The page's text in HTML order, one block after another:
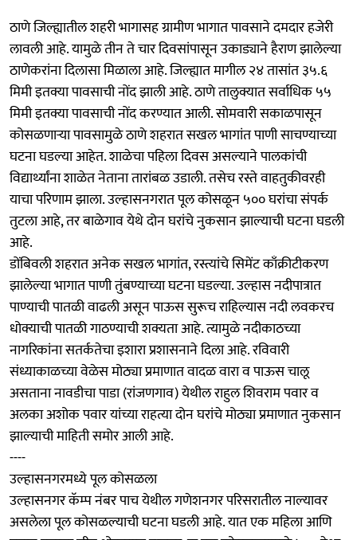
ठाणे जिल्ह्यातील शहरी भागासह ग्रामीण भागात पावसाने दमदार हजेरी
लावली आहे. यामुळे तीन ते चार दिवसांपासून उकाड्याने हैराण झालेल्या
ठाणेकरांना दिलासा मिळाला आहे. जिल्ह्यात मागील २४ तासांत ३५.६
मिमी इतक्या पावसाची नोंद झाली आहे. ठाणे तालुक्यात सर्वाधिक ५५
मिमी इतक्या पावसाची नोंद करण्यात आली. सोमवारी सकाळपासून
कोसळणाऱ्या पावसामुळे ठाणे शहरात सखल भागांत पाणी साचण्याच्या
घटना घडल्या आहेत. शाळेचा पहिला दिवस असल्याने पालकांची
विद्यार्थ्यांना शाळेत नेताना तारांबळ उडाली. तसेच रस्ते वाहतुकीवरही
याचा परिणाम झाला. उल्हासनगरात पूल कोसळून ५०० घरांचा संपर्क
तुटला आहे, तर बाळेगाव येथे दोन घरांचे नुकसान झाल्याची घटना घडली
आहे.
डोंबिवली शहरात अनेक सखल भागांत, रस्त्यांचे सिमेंट काँक्रीटीकरण
झालेल्या भागात पाणी तुंबण्याच्या घटना घडल्या. उल्हास नदीपात्रात
पाण्याची पातळी वाढली असून पाऊस सुरूच राहिल्यास नदी लवकरच
धोक्याची पातळी गाठण्याची शक्यता आहे. त्यामुळे नदीकाठच्या
नागरिकांना सतर्कतेचा इशारा प्रशासनाने दिला आहे. रविवारी
संध्याकाळच्या वेळेस मोठ्या प्रमाणात वादळ वारा व पाऊस चालू
असताना नावडीचा पाडा (रांजणगाव) येथील राहुल शिवराम पवार व
अलका अशोक पवार यांच्या राहत्या दोन घरांचे मोठ्या प्रमाणात नुकसान
झाल्याची माहिती समोर आली आहे.
----
उल्हासनगरमध्ये पूल कोसळला
उल्हासनगर कॅम्प नंबर पाच येथील गणेशनगर परिसरातील नाल्यावर
असलेला पूल कोसळल्याची घटना घडली आहे. यात एक महिला आणि